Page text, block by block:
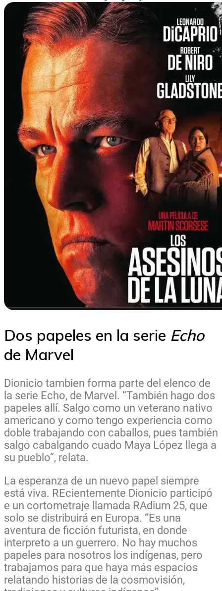
Dos papeles en la serie Echo
de Marvel
Dionicio tambien forma parte del elenco de
la serie Echo, de Marvel. “También hago dos
papeles allí. Salgo como un veterano nativo
americano y como tengo experiencia como
doble trabajando con caballos, pues también
salgo cabalgando cuado Maya López llega a
su pueblo”, relata.
La esperanza de un nuevo papel siempre
está viva. REcientemente Dionicio participó
e un cortometraje llamada RAdium 25, que
solo se distribuirá en Europa. “Es una
aventura de ficción futurista, en donde
interpreto a un guerrero. No hay muchos
papeles para nosotros los indígenas, pero
trabajamos para que haya más espacios
relatando historias de la cosmovisión,